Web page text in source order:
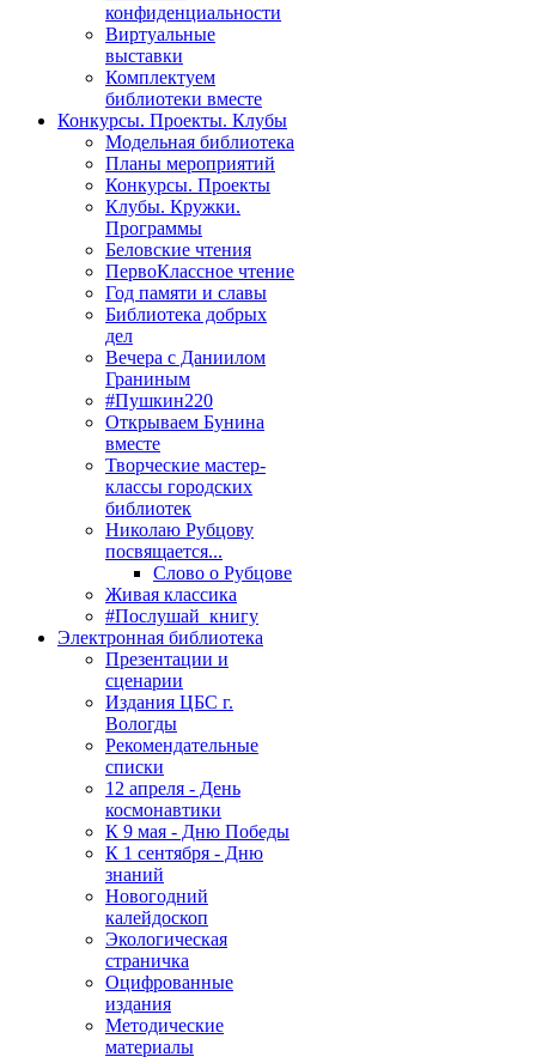
конфиденциальности
Виртуальные
выставки
Комплектуем
библиотеки вместе
Конкурсы. Проекты. Клубы
Модельная библиотека
Планы мероприятий
Конкурсы. Проекты
Клубы. Кружки.
Программы
Беловские чтения
ПервоКлассное чтение
Год памяти и славы
Библиотека добрых
дел
Вечера с Даниилом
Граниным
#Пушкин220
Открываем Бунина
вместе
Творческие мастер-
классы городских
библиотек
Николаю Рубцову
посвящается...
Слово о Рубцове
Живая классика
#Послушай_книгу
Электронная библиотека
Презентации и
сценарии
Издания ЦБС г.
Вологды
Рекомендательные
списки
12 апреля - День
космонавтики
К 9 мая - Дню Победы
К 1 сентября - Дню
знаний
Новогодний
калейдоскоп
Экологическая
страничка
Оцифрованные
издания
Методические
материалы